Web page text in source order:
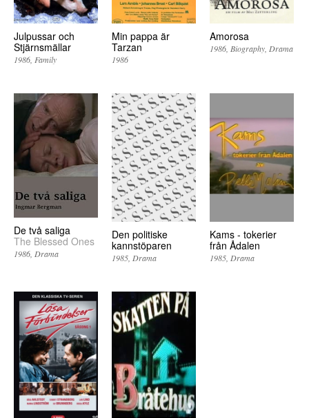
Julpussar och
Stjärnsmällar
1986 Family
Min pappa är
Tarzan
1986
Amorosa
1986 Biography Drama
De två saliga
The Blessed Ones
1986 Drama
Den politiske
kannstöparen
1985 Drama
Kams - tokerier
från Ådalen
1985 Drama